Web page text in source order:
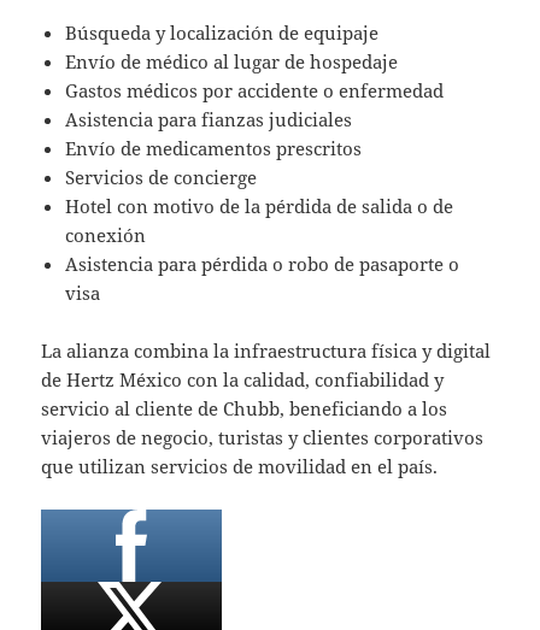
Búsqueda y localización de equipaje
Envío de médico al lugar de hospedaje
Gastos médicos por accidente o enfermedad
Asistencia para fianzas judiciales
Envío de medicamentos prescritos
Servicios de concierge
Hotel con motivo de la pérdida de salida o de
conexión
Asistencia para pérdida o robo de pasaporte o
visa
La alianza combina la infraestructura física y digital
de Hertz México con la calidad, confiabilidad y
servicio al cliente de Chubb, beneficiando a los
viajeros de negocio, turistas y clientes corporativos
que utilizan servicios de movilidad en el país.